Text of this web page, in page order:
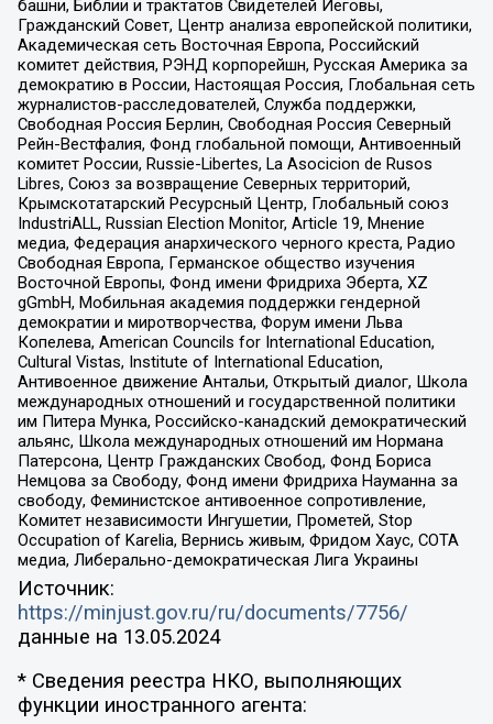
башни, Библии и трактатов Свидетелей Иеговы,
Гражданский Совет, Центр анализа европейской политики,
Академическая сеть Восточная Европа, Российский
комитет действия, РЭНД корпорейшн, Русская Америка за
демократию в России, Настоящая Россия, Глобальная сеть
журналистов-расследователей, Служба поддержки,
Свободная Россия Берлин, Свободная Россия Северный
Рейн-Вестфалия, Фонд глобальной помощи, Антивоенный
комитет России, Russie-Libertes, La Asocicion de Rusos
Libres, Союз за возвращение Северных территорий,
Крымскотатарский Ресурсный Центр, Глобальный союз
IndustriALL, Russian Election Monitor, Article 19, Мнение
медиа, Федерация анархического черного креста, Радио
Свободная Европа, Германское общество изучения
Восточной Европы, Фонд имени Фридриха Эберта, XZ
gGmbH, Мобильная академия поддержки гендерной
демократии и миротворчества, Форум имени Льва
Копелева, American Councils for International Education,
Cultural Vistas, Institute of International Education,
Антивоенное движение Антальи, Открытый диалог, Школа
международных отношений и государственной политики
им Питера Мунка, Российско-канадский демократический
альянс, Школа международных отношений им Нормана
Патерсона, Центр Гражданских Свобод, Фонд Бориса
Немцова за Свободу, Фонд имени Фридриха Науманна за
свободу, Феминистское антивоенное сопротивление,
Комитет независимости Ингушетии, Прометей, Stop
Occupation of Karelia, Вернись живым, Фридом Хаус, СОТА
медиа, Либерально-демократическая Лига Украины
Источник:
https://minjust.gov.ru/ru/documents/7756/
данные на 13.05.2024
* Сведения реестра НКО, выполняющих
функции иностранного агента: